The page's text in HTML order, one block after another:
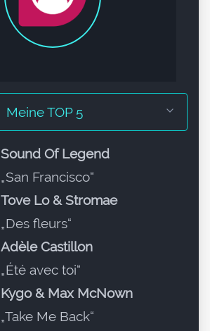
Meine TOP 5
Sound Of Legend
„San Francisco“
Tove Lo & Stromae
„Des fleurs“
Adèle Castillon
„Été avec toi“
Kygo & Max McNown
„Take Me Back“